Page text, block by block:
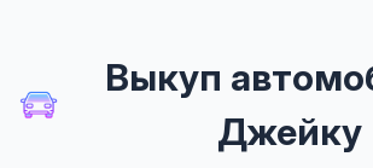
Выкуп
Джейку